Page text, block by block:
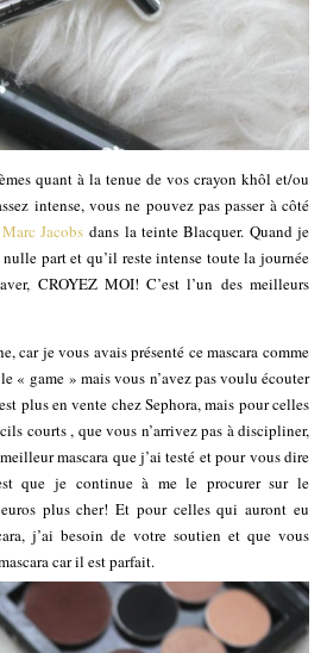
quant à la tenue de vos crayon khôl et/ou
intense, vous ne pouvez pas passer à côté
Jacobs dans la teinte Blacquer. Quand je
part et qu’il reste intense toute la journée
CROYEZ MOI! C’est l’un des meilleurs
car je vous avais présenté ce mascara comme
« game » mais vous n’avez pas voulu écouter
plus en vente chez Sephora, mais pour celles
courts , que vous n’arrivez pas à discipliner,
mascara que j’ai testé et pour vous dire
que je continue à me le procurer sur le
plus cher! Et pour celles qui auront eu
j’ai besoin de votre soutien et que vous
car il est parfait.